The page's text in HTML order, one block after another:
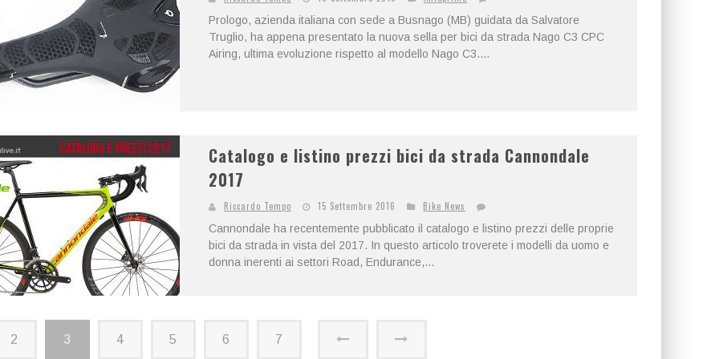
Prologo, azienda italiana con sede a Busnago (MB) guidata da Salvatore
Truglio, ha appena presentato la nuova sella per bici da strada Nago C3 CPC
Airing, ultima evoluzione rispetto al modello Nago C3....
Catalogo e listino prezzi bici da strada Cannondale
2017
Riccardo Tempo 15 Settembre 2016
Bike News
Cannondale ha recentemente pubblicato il catalogo e listino prezzi delle proprie
bici da strada in vista del 2017. In questo articolo troverete i modelli da uomo e
donna inerenti ai settori Road, Endurance,...
2 3 4 5 6 7